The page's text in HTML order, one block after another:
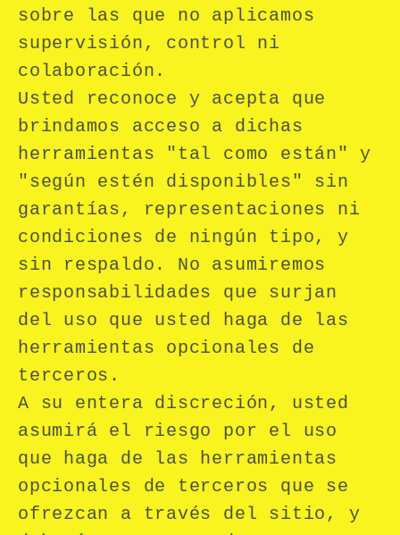
sobre las que no aplicamos
supervisión, control ni
colaboración.
Usted reconoce y acepta que
brindamos acceso a dichas
herramientas "tal como están" y
"según estén disponibles" sin
garantías, representaciones ni
condiciones de ningún tipo, y
sin respaldo. No asumiremos
responsabilidades que surjan
del uso que usted haga de las
herramientas opcionales de
terceros.
A su entera discreción, usted
asumirá el riesgo por el uso
que haga de las herramientas
opcionales de terceros que se
ofrezcan a través del sitio, y